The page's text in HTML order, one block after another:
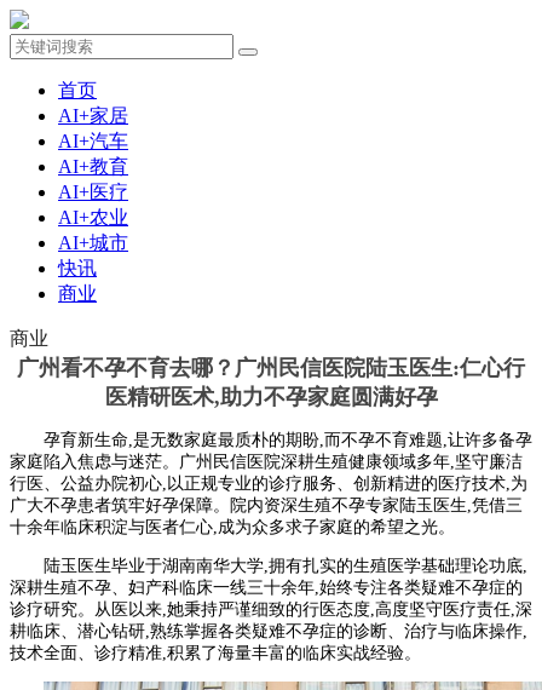
首页
AI+家居
AI+汽车
AI+教育
AI+医疗
AI+农业
AI+城市
快讯
商业
商业
广州看不孕不育去哪？广州民信医院陆玉医生:仁心行
医精研医术,助力不孕家庭圆满好孕
孕育新生命,是无数家庭最质朴的期盼,而不孕不育难题,让许多备孕
家庭陷入焦虑与迷茫。广州民信医院深耕生殖健康领域多年,坚守廉洁
行医、公益办院初心,以正规专业的诊疗服务、创新精进的医疗技术,为
广大不孕患者筑牢好孕保障。院内资深生殖不孕专家陆玉医生,凭借三
十余年临床积淀与医者仁心,成为众多求子家庭的希望之光。
陆玉医生毕业于湖南南华大学,拥有扎实的生殖医学基础理论功底,
深耕生殖不孕、妇产科临床一线三十余年,始终专注各类疑难不孕症的
诊疗研究。从医以来,她秉持严谨细致的行医态度,高度坚守医疗责任,深
耕临床、潜心钻研,熟练掌握各类疑难不孕症的诊断、治疗与临床操作,
技术全面、诊疗精准,积累了海量丰富的临床实战经验。